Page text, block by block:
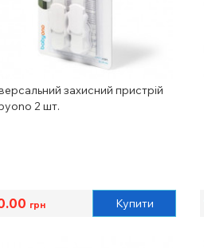
захисний пристрій
2 шт.
грн Купити